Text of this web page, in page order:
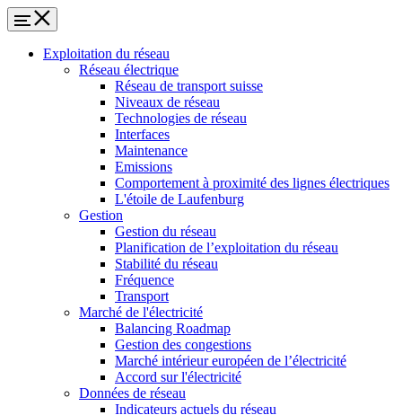
Exploitation du réseau
Réseau électrique
Réseau de transport suisse
Niveaux de réseau
Technologies de réseau
Interfaces
Maintenance
Emissions
Comportement à proximité des lignes électriques
L'étoile de Laufenburg
Gestion
Gestion du réseau
Planification de l’exploitation du réseau
Stabilité du réseau
Fréquence
Transport
Marché de l'électricité
Balancing Roadmap
Gestion des congestions
Marché intérieur européen de l’électricité
Accord sur l'électricité
Données de réseau
Indicateurs actuels du réseau